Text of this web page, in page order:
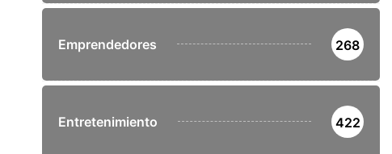
Emprendedores 268
Entretenimiento 422